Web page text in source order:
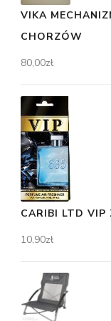
VIKA
CHORZÓW
80,00zł
CARIBI LTD VIP
10,90zł